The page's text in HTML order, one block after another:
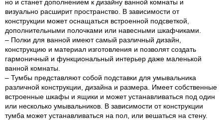
но и станет дополнением к дизайну ванной комнаты и
визуально расширит пространство. В зависимости от
конструкции может оснащаться встроенной подсветкой,
дополнительными полочками или навесными шкафчиками.
– Полки для ванной имеют самый различный дизайн,
конструкцию и материал изготовления и позволят создать
гармоничный и функциональный интерьер даже маленькой
ванной комнаты.
– Тумбы представляют собой подставки для умывальника
различной конструкции, дизайна и размера. Имеет собственные
встроенные шкафы и ящики и может устанавливаться под один
или несколько умывальников. В зависимости от конструкции
тумба может устанавливаться на пол, или вешаться на стену.